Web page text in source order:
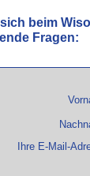
beim
Fragen:
Ihre E-Mail-